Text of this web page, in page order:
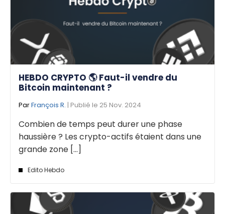
HEBDO CRYPTO 🌎 Faut-il vendre du
Bitcoin maintenant ?
ParFrançois R. | Publié le 25 Nov. 2024
Combien de temps peut durer une phase
haussière ? Les crypto-actifs étaient dans une
grande zone [...]
Edito Hebdo